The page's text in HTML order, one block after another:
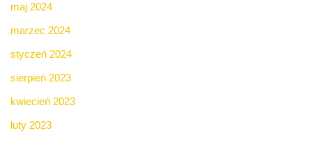
maj 2024
marzec 2024
styczeń 2024
sierpień 2023
kwiecień 2023
luty 2023